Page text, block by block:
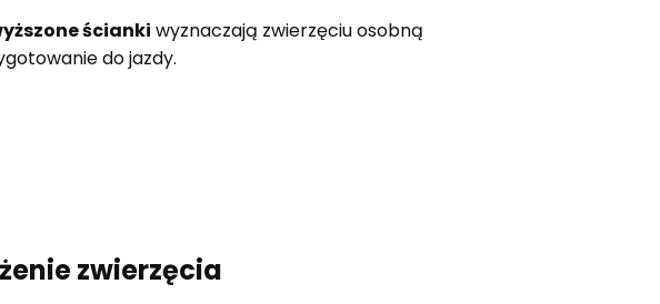
ścianki wyznaczają zwierzęciu osobną
do jazdy.
zwierzęcia